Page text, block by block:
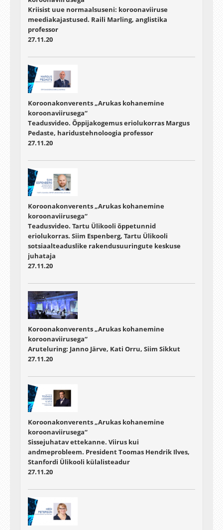
Kriisist uue normaalsuseni: koroonaviiruse
meediakajastused. Raili Marling, anglistika
professor
27.11.20
Koroonakonverents „Arukas kohanemine
koroonaviirusega“
Teadusvideo. Õppijakogemus eriolukorras Margus
Pedaste, haridustehnoloogia professor
27.11.20
Koroonakonverents „Arukas kohanemine
koroonaviirusega“
Teadusvideo. Tartu Ülikooli õppetunnid
eriolukorras. Siim Espenberg, Tartu Ülikooli
sotsiaalteaduslike rakendusuuringute keskuse
juhataja
27.11.20
Koroonakonverents „Arukas kohanemine
koroonaviirusega“
Aruteluring: Janno Järve, Kati Orru, Siim Sikkut
27.11.20
Koroonakonverents „Arukas kohanemine
koroonaviirusega“
Sissejuhatav ettekanne. Viirus kui
andmeprobleem. President Toomas Hendrik Ilves,
Stanfordi Ülikooli külalisteadur
27.11.20